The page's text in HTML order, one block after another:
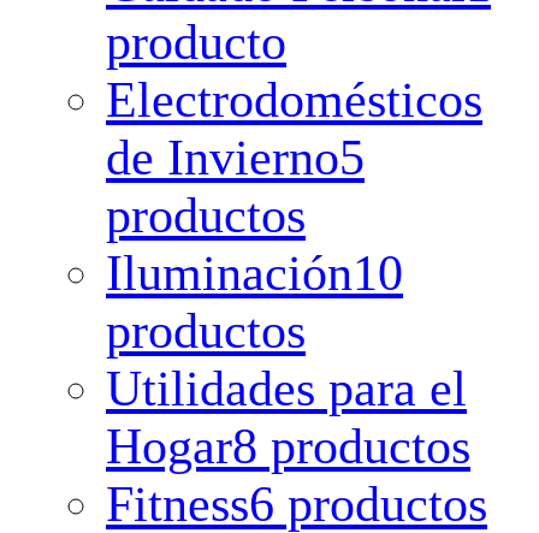
producto
Electrodomésticos
de Invierno5
productos
Iluminación10
productos
Utilidades para el
Hogar8 productos
Fitness6 productos